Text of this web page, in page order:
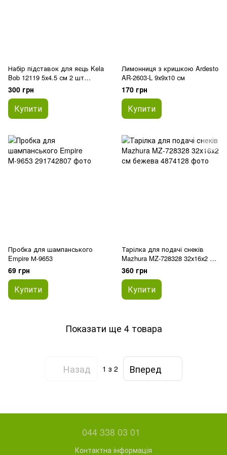
Набір підставок для яєць Kela
Bob 12119 5х4.5 см 2 шт
темно-сірий
300 грн
Купити
Лимонниця з кришкою Ardesto
AR-2603-L 9х9х10 см
170 грн
Купити
Пробка для шампанського
Empire М-9653
69 грн
Купити
Тарілка для подачі снеків
Mazhura MZ-728328 32х16х2 см
бежева
360 грн
Купити
Показати ще 4 товара
Назад 1 з 2 Вперед
044 338 03 01
Контактна інформація